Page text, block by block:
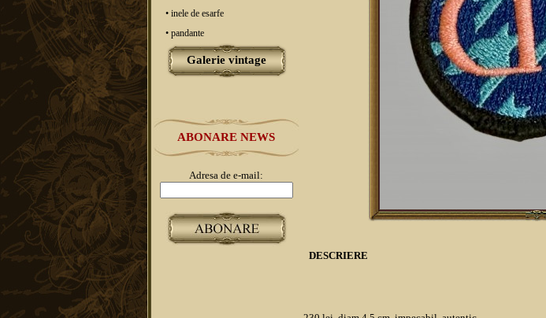
• inele de esarfe
• pandante
Galerie vintage
ABONARE NEWS
Adresa de e-mail:
DESCRIERE